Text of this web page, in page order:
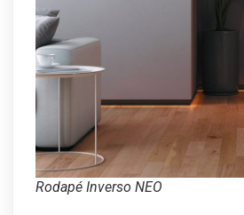
Rodapé Inverso NEO